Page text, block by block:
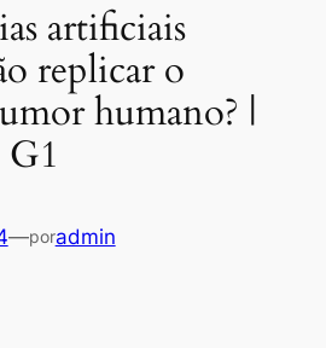
artificiais
replicar o
humano? |
—poradmin